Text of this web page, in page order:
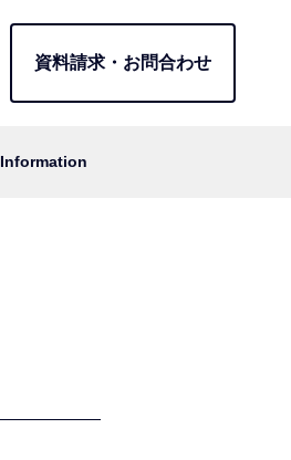
資料請求・お問合わせ
Information